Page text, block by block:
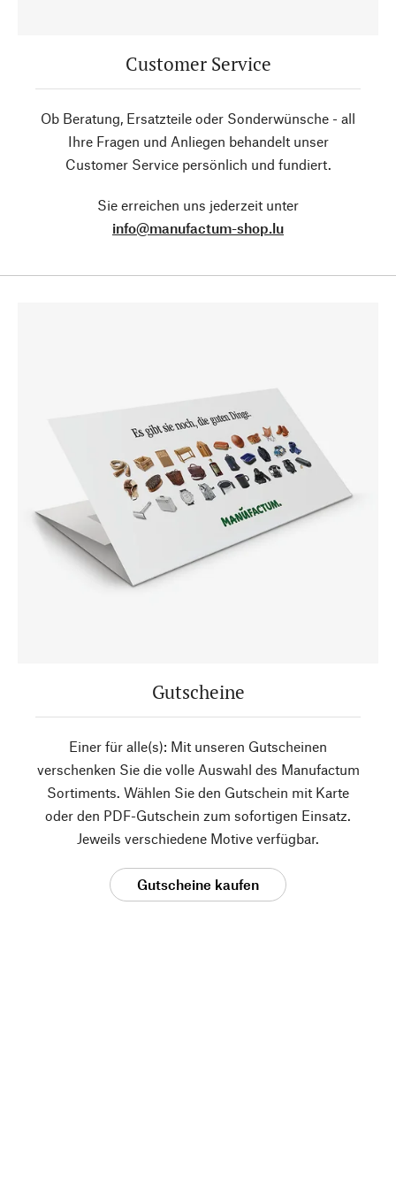
Customer Service
Ob Beratung, Ersatzteile oder Sonderwünsche - all
Ihre Fragen und Anliegen behandelt unser
Customer Service persönlich und fundiert.
Sie erreichen uns jederzeit unter
info@manufactum-shop.lu
Gutscheine
Einer für alle(s): Mit unseren Gutscheinen
verschenken Sie die volle Auswahl des Manufactum
Sortiments. Wählen Sie den Gutschein mit Karte
oder den PDF-Gutschein zum sofortigen Einsatz.
Jeweils verschiedene Motive verfügbar.
Gutscheine kaufen